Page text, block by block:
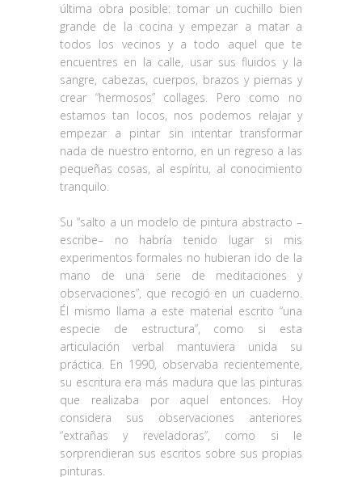
última obra posible: tomar un cuchillo bien
grande de la cocina y empezar a matar a
todos los vecinos y a todo aquel que te
encuentres en la calle, usar sus fluidos y la
sangre, cabezas, cuerpos, brazos y piernas y
crear “hermosos” collages. Pero como no
estamos tan locos, nos podemos relajar y
empezar a pintar sin intentar transformar
nada de nuestro entorno, en un regreso a las
pequeñas cosas, al espíritu, al conocimiento
tranquilo.
Su “salto a un modelo de pintura abstracto –
escribe– no habría tenido lugar si mis
experimentos formales no hubieran ido de la
mano de una serie de meditaciones y
observaciones”, que recogió en un cuaderno.
Él mismo llama a este material escrito “una
especie de estructura”, como si esta
articulación verbal mantuviera unida su
práctica. En 1990, observaba recientemente,
su escritura era más madura que las pinturas
que realizaba por aquel entonces. Hoy
considera sus observaciones anteriores
“extrañas y reveladoras”, como si le
sorprendieran sus escritos sobre sus propias
pinturas.